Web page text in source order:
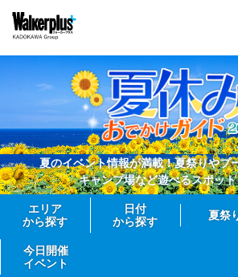
夏のイベント情報が満載！夏祭りやプ
キャンプ場など遊べるスポッ
エリア
から探す
日付
から探す
夏祭
今日開催
イベント